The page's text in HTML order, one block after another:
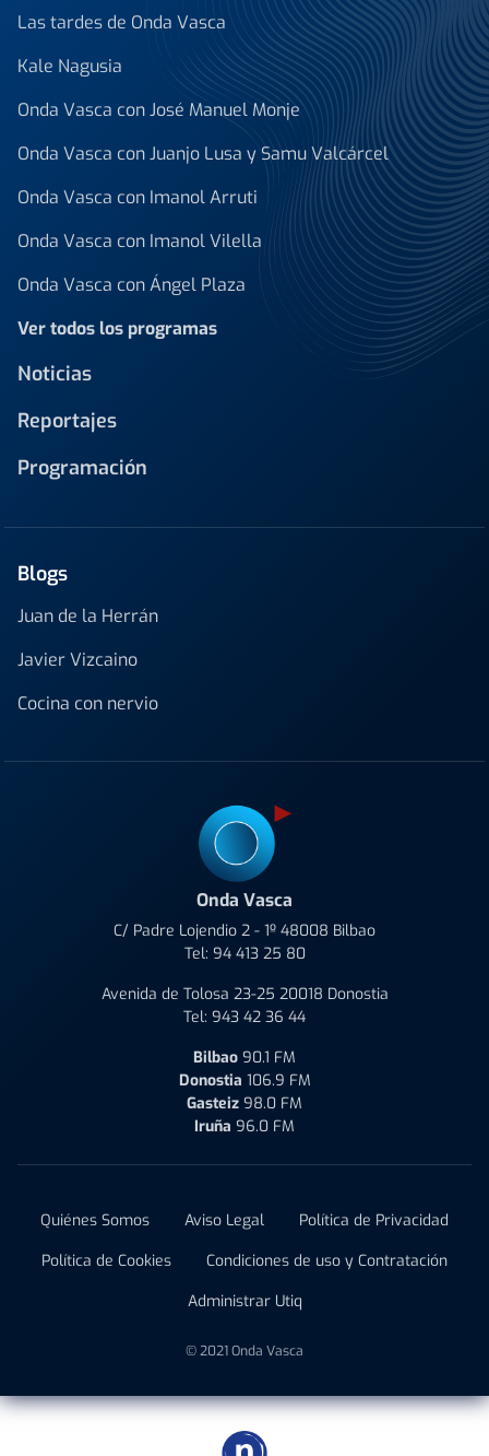
Las tardes de Onda Vasca
Kale Nagusia
Onda Vasca con José Manuel Monje
Onda Vasca con Juanjo Lusa y Samu Valcárcel
Onda Vasca con Imanol Arruti
Onda Vasca con Imanol Vilella
Onda Vasca con Ángel Plaza
Ver todos los programas
Noticias
Reportajes
Programación
Blogs
Juan de la Herrán
Javier Vizcaino
Cocina con nervio
Onda Vasca
C/ Padre Lojendio 2 - 1º 48008 Bilbao
Tel: 94 413 25 80
Avenida de Tolosa 23-25 20018 Donostia
Tel: 943 42 36 44
Bilbao 90.1 FM
Donostia 106.9 FM
Gasteiz 98.0 FM
Iruña 96.0 FM
Quiénes Somos Aviso Legal
Política de Privacidad
Política de Cookies
Condiciones de uso y Contratación
Administrar Utiq
© 2021 Onda Vasca